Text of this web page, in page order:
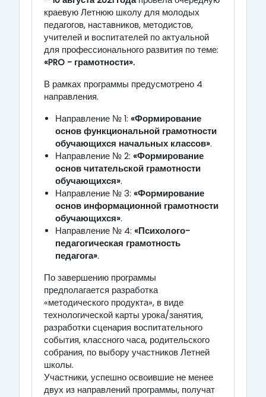
краевую Летнюю школу для молодых
педагогов, наставников, методистов,
учителей и воспитателей по актуальной
для профессионального развития по теме:
«PRO - грамотности».
В рамках программы предусмотрено 4
направления.
Направление № 1:«Формирование
основ функциональной грамотности
обучающихся начальных классов».
Направление № 2:«Формирование
основ читательской грамотности
обучающихся».
Направление № 3:«Формирование
основ информационной грамотности
обучающихся».
Направление № 4:«Психолого-
педагогическая грамотность
педагога».
По завершению программы
предполагается разработка
«методического продукта», в виде
технологической карты урока/занятия,
разработки сценария воспитательного
события, классного часа, родительского
собрания, по выбору участников Летней
школы.
Участники, успешно освоившие не менее
двух из направлений программы, получат